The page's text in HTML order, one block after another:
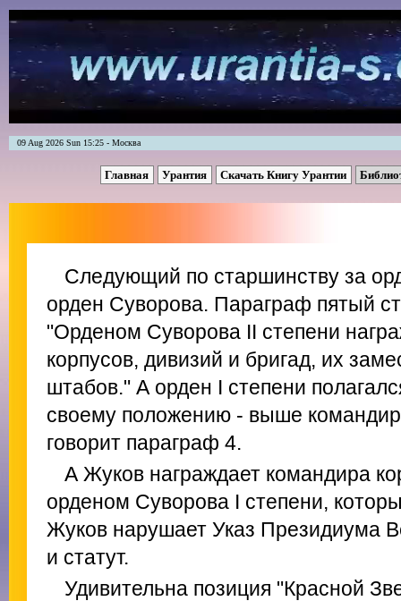
09 Aug 2026 Sun 15:25 - Москва
Главная Урантия Скачать Книгу Урантии
Следующий по старшинству за
орден Суворова. Параграф пятый
"Орденом Суворова II степени
корпусов, дивизий и бригад, их
штабов." А орден I степени
своему положению - выше
говорит параграф 4.
А Жуков награждает командира
орденом Суворова I степени,
Жуков нарушает Указ Президиума
и статут.
Удивительна позиция "Красной